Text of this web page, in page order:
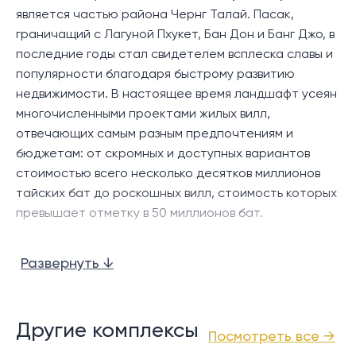
для отдельных лиц или семей.
Комплекс предлагает ряд удобств, в том числе
террасу на крыше с садом, фотозоны и коктейль-
бары, а также динамичный клуб, который включает в
себя профессиональный фитнес и спортивную
среду. Кроме того, есть детский игровой клуб и
многофункциональная библиотека для семей с
детьми.
Местоположение:
всего в 10 минутах ходьбы от Боут-авеню,
Phuket Resort, где находится множество магазинов,
является частью района Чернг Талай. Пасак,
граничащий с Лагуной Пхукет, Бан Дон и Банг Джо, в
последние годы стал свидетелем всплеска славы и
популярности благодаря быстрому развитию
недвижимости. В настоящее время ландшафт усеян
многочисленными проектами жилых вилл,
отвечающих самым разным предпочтениям и
бюджетам: от скромных и доступных вариантов
стоимостью всего несколько десятков миллионов
тайских бат до роскошных вилл, стоимость которых
превышает отметку в 50 миллионов бат.
относительно спокойная атмосфера, усиленная
ресторанам и развлекательным заведениям в
окрестностях Чернгталай и рядом с комплексом
Развернуть ↓
Посмотреть все →
Другие комплексы